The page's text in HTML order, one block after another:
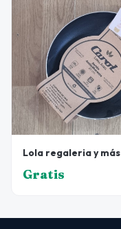
Lola regaleria y más
Gratis